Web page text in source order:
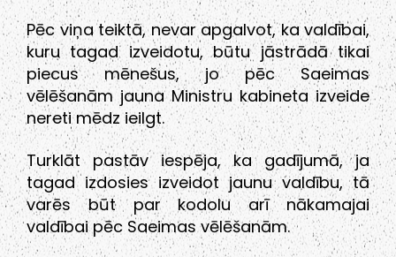
Pēc viņa teiktā, nevar apgalvot, ka valdībai,
kuru tagad izveidotu, būtu jāstrādā tikai
piecus mēnešus, jo pēc Saeimas
vēlēšanām jauna Ministru kabineta izveide
nereti mēdz ieilgt.
Turklāt pastāv iespēja, ka gadījumā, ja
tagad izdosies izveidot jaunu valdību, tā
varēs būt par kodolu arī nākamajai
valdībai pēc Saeimas vēlēšanām.